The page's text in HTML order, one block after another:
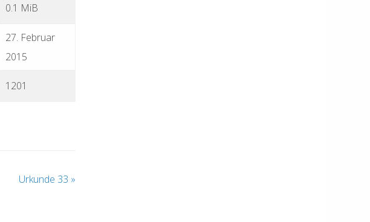
0.1 MiB
27. Februar
2015
1201
Urkunde 33 »